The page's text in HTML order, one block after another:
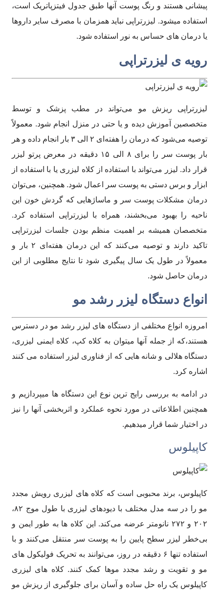
پیشانی هستند و رنگ پوست آنها طبق جدول فیتزپاتریک است،
استفاده میشود. لیزرتراپی نباید همزمان با مصرف سایر داروها
یا درمان های حساس به نور استفاده شود.
رویه ی لیزرتراپی
لیزرتراپی ریزش مو می‌تواند در مطب پزشک و توسط
متخصصین آموزش دیده و یا حتی در منزل انجام شود. معمولاً
توصیه می‌شود که درمان را هفته‌ای ۲ الی ۳ بار انجام داده و هر
بار پوست سر را برای ۸ الی ۱۵ دقیقه در معرض پرتو لیزر
قرار داد. لیزر می‌تواند با استفاده از کلاه لیزری یا با استفاده از
ابزار و برس دستی به پوست سر اعمال شود. همچنین، می‌توان
درمان مشکلات پوست سر و ماساژهایی که گردش خون این
ناحیه را بهبود می‌بخشند، همراه با لیزرتراپی استفاده کرد.
متخصصان همیشه بر اهمیت منظم بودن جلسات لیزرتراپی
تاکید دارند و توصیه می‌کنند که این درمان هفته‌ای ۲ بار و
معمولاً در طول یک سال پیگیری شود تا نتایج مطلوبی از این
درمان حاصل شود.
انواع دستگاه لیزر رشد مو
امروزه انواع مختلفی از دستگاه های لیزر رشد مو در دسترس
هستند،که از جمله آنها میتوان به کلاه کپ، کلاه ایمنی لیزری،
دستگاه هلالی و شانه هایی که از فناوری لیزر استفاده می کنند
اشاره کرد.
در ادامه به بررسی رایج ترین نوع این دستگاه ها میپردازیم و
همچنین اطلاعاتی در مورد نحوه عملکرد و اثربخشی آنها را نیز
در اختیار شما قرار میدهیم.
کاپیلوس
کاپیلوس، برند محبوبی است که کلاه های لیزری رویش مجدد
مو را در سه مدل مختلف با دیودهای لیزری با طول موج ۸۲،
۲۰۲ و ۲۷۲ نانومتر عرضه می‌کند. این کلاه ها به طور ایمن و
بی‌خطر لیزر سطح پایین را به پوست سر منتقل می‌کنند و با
استفاده تنها ۶ دقیقه در روز، می‌توانند به تحریک فولیکول های
مو و تقویت و رشد مجدد موها کمک کنند. کلاه های لیزری
کاپیلوس یک راه حل ساده و آسان برای جلوگیری از ریزش مو